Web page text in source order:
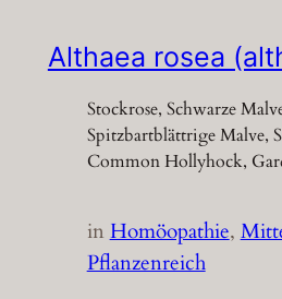
Althaea rosea
Stockrose, Schwarze
Spitzbartblättrige Malve,
Common Hollyhock,
inHomöopathie,
Pflanzenreich